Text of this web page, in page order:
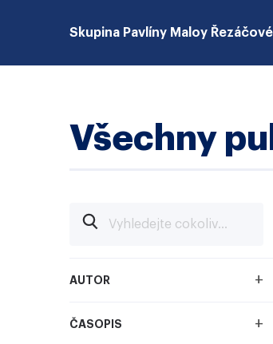
Skupina Pavlíny Maloy Řezáčové
Všechny
AUTOR +
ČASOPIS +